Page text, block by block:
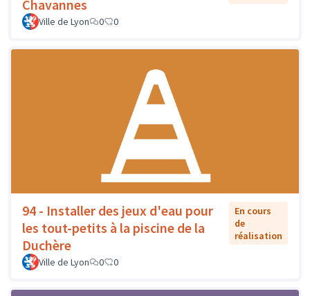
Chavannes
Ville de Lyon 0 0
94 - Installer des jeux d'eau pour
les tout-petits à la piscine de la
Duchère
En cours
de
réalisation
Ville de Lyon 0 0